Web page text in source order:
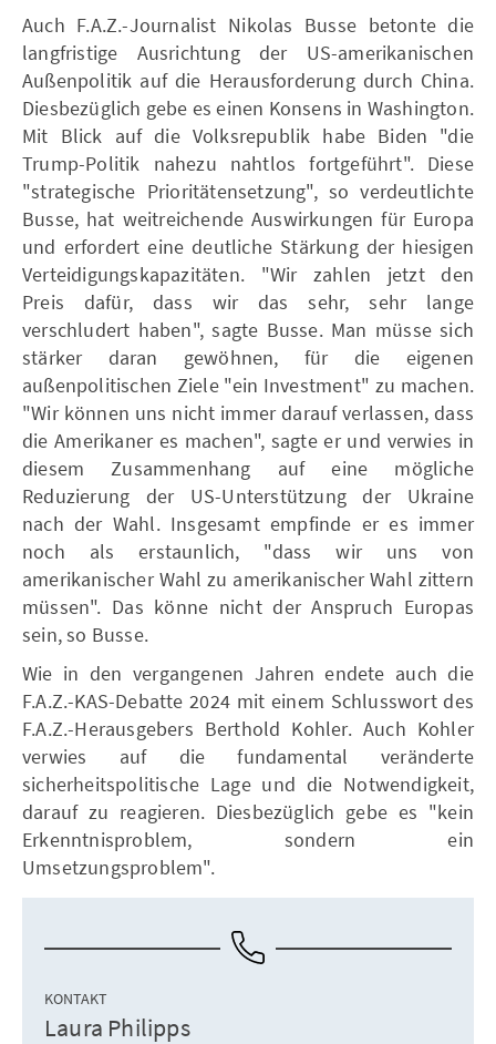
Auch F.A.Z.-Journalist Nikolas Busse betonte die
langfristige Ausrichtung der US-amerikanischen
Außenpolitik auf die Herausforderung durch China.
Diesbezüglich gebe es einen Konsens in Washington.
Mit Blick auf die Volksrepublik habe Biden "die
Trump-Politik nahezu nahtlos fortgeführt". Diese
"strategische Prioritätensetzung", so verdeutlichte
Busse, hat weitreichende Auswirkungen für Europa
und erfordert eine deutliche Stärkung der hiesigen
Verteidigungskapazitäten. "Wir zahlen jetzt den
Preis dafür, dass wir das sehr, sehr lange
verschludert haben", sagte Busse. Man müsse sich
stärker daran gewöhnen, für die eigenen
außenpolitischen Ziele "ein Investment" zu machen.
"Wir können uns nicht immer darauf verlassen, dass
die Amerikaner es machen", sagte er und verwies in
diesem Zusammenhang auf eine mögliche
Reduzierung der US-Unterstützung der Ukraine
nach der Wahl. Insgesamt empfinde er es immer
noch als erstaunlich, "dass wir uns von
amerikanischer Wahl zu amerikanischer Wahl zittern
müssen". Das könne nicht der Anspruch Europas
sein, so Busse.
Wie in den vergangenen Jahren endete auch die
F.A.Z.-KAS-Debatte 2024 mit einem Schlusswort des
F.A.Z.-Herausgebers Berthold Kohler. Auch Kohler
verwies auf die fundamental veränderte
sicherheitspolitische Lage und die Notwendigkeit,
darauf zu reagieren. Diesbezüglich gebe es "kein
Erkenntnisproblem, sondern ein
Umsetzungsproblem".
KONTAKT
Laura Philipps